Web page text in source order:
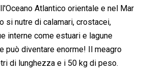
Atlantico orientale e nel Mar
si nutre di calamari, crostacei,
interne come estuari e lagune
può diventare enorme! Il meagro
di lunghezza e i 50 kg di peso.